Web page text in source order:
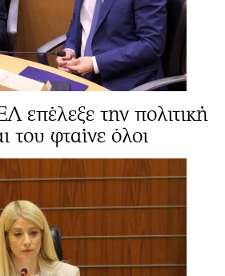
την πολιτική
φταίνε όλοι